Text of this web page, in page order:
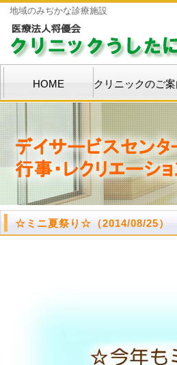
地域のみぢかな診療施設
HOME クリニックのご案
☆ミニ夏祭り☆（2014/08/25）